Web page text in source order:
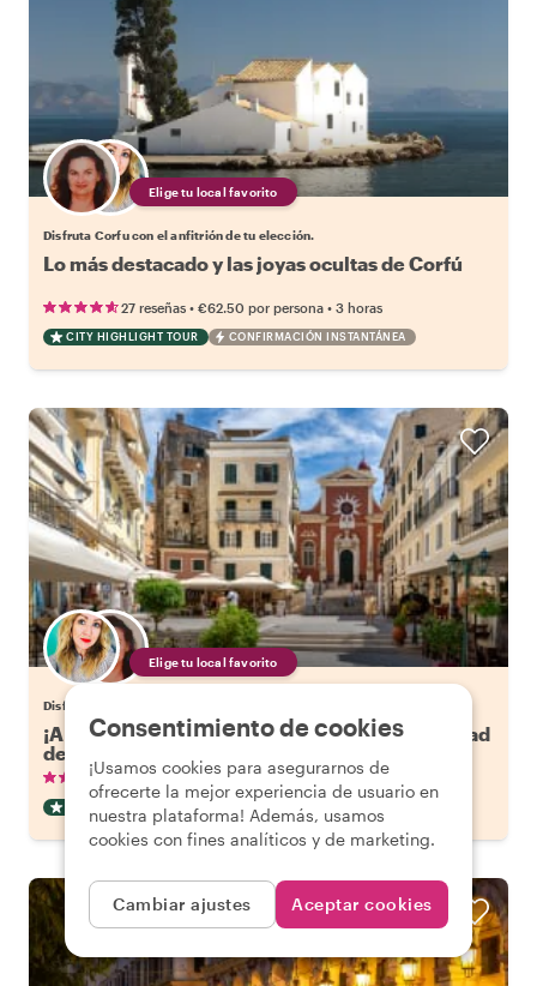
Elige tu local favorito
Disfruta Corfu con el anfitrión de tu elección.
Lo más destacado y las joyas ocultas de Corfú
27 reseñas • €62.50 por persona • 3 horas
CITY HIGHLIGHT TOUR CONFIRMACIÓN INSTANTÁNEA
Elige tu local favorito
Disfruta Corfu con el anfitrión de tu elección.
¡A tu manera con Withlocals! - Tour por la ciudad
de Corfú
27 reseñas•€73.53 por persona • 3 horas
CITY HIGHLIGHT TOUR CONFIRMACIÓN INSTANTÁNEA
Consentimiento de cookies
¡Usamos cookies para asegurarnos de
ofrecerte la mejor experiencia de usuario en
nuestra plataforma! Además, usamos
cookies con fines analíticos y de marketing.
Cambiar ajustes Aceptar cookies